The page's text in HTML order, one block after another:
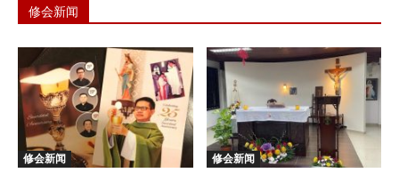
修会新闻
修会新闻 修会新闻